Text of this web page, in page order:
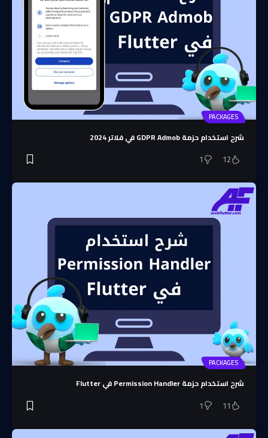
PACKAGES
شرح استخدام حزمة GDPR Admob في فلاتر 2024
12
1
PACKAGES
شرح استخدام حزمة Permission Handler في Flutter
11
1